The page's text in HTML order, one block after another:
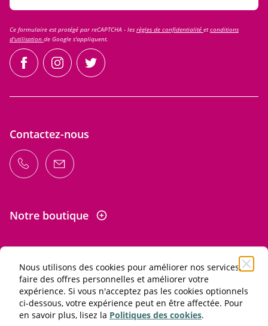
Nous utilisons des cookies pour améliorer nos services,
faire des offres personnelles et améliorer votre
expérience. Si vous n'acceptez pas les cookies optionnels
ci-dessous, votre expérience peut en être affectée. Pour
en savoir plus, lisez la Politiques des cookies.
Ce formulaire est protégé par reCAPTCHA - les règles de confidentialité etconditions
d'utilisation de Google s'appliquent.
facebookinstagramtwitter
Contactez-nous
Notre boutique
Informations
L'abus d'alcool est dangereux pour la santé. À consommer
avec modération.